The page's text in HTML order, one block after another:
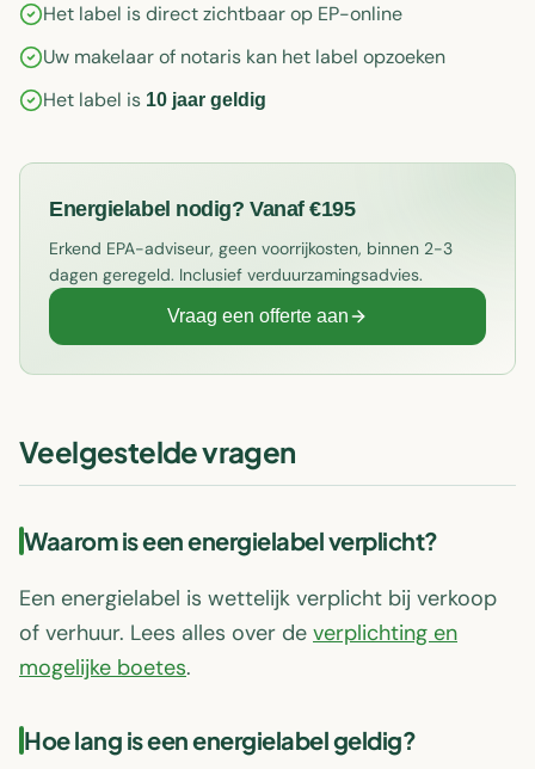
Het label is direct zichtbaar op EP-online
Uw makelaar of notaris kan het label opzoeken
Het label is 10 jaar geldig
Energielabel nodig? Vanaf €195
Erkend EPA-adviseur, geen voorrijkosten, binnen 2-3
dagen geregeld. Inclusief verduurzamingsadvies.
Vraag een offerte aan
Veelgestelde vragen
Waarom is een energielabel verplicht?
Een energielabel is wettelijk verplicht bij verkoop
of verhuur. Lees alles over de verplichting en
mogelijke boetes.
Hoe lang is een energielabel geldig?